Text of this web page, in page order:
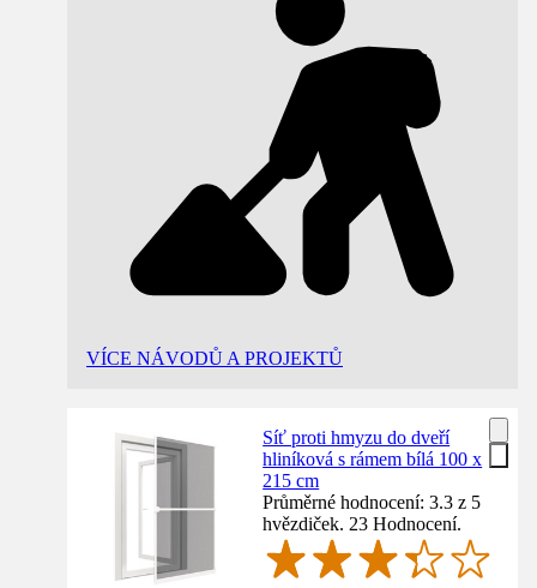
VÍCE NÁVODŮ A PROJEKTŮ
Síť proti hmyzu do dveří
hliníková s rámem bílá 100 x
215 cm
Průměrné hodnocení: 3.3 z 5
hvězdiček. 23 Hodnocení.